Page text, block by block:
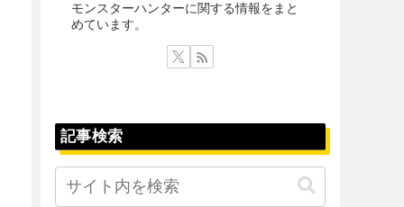
モンスターハンターに関する情報をまと
めています。
記事検索